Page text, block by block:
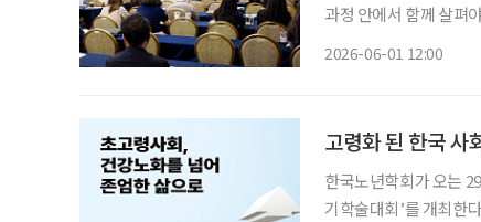
과정 안에서 함께 살펴
2026-06-01 12:00
고령화 된 한국 사
한국노년학회가 오는
기학술대회’를 개최한